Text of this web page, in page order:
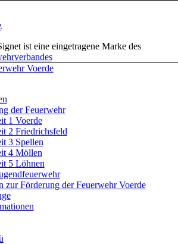
ist eine eingetragene Marke des
der Feuerwehr
1 Voerde
2 Friedrichsfeld
3 Spellen
4 Möllen
5 Löhnen
zur Förderung der Feuerwehr Voerde